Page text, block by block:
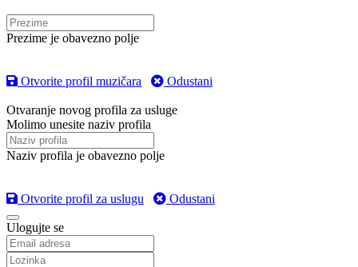
Prezime je obavezno polje
Otvorite profil muzičara Odustani
Otvaranje novog profila za usluge
Molimo unesite naziv profila
Naziv profila je obavezno polje
Otvorite profil za uslugu Odustani
Ulogujte se